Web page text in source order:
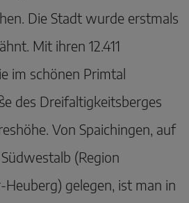
Die Stadt wurde erstmals
Mit ihren 12.411
im schönen Primtal
des Dreifaltigkeitsberges
Von Spaichingen, auf
(Region
gelegen, ist man in